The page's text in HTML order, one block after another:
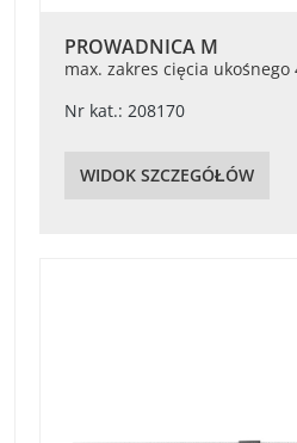
PROWADNICA M
max. zakres cięcia ukośnego
Nr kat.: 208170
WIDOK SZCZEGÓŁÓW